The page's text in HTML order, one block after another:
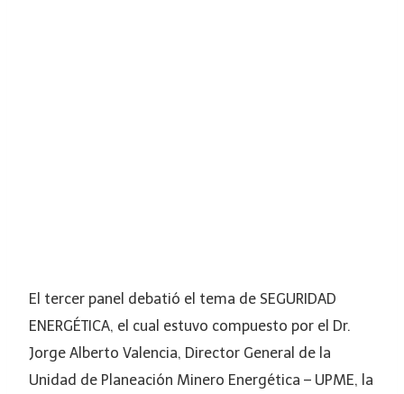
El tercer panel debatió el tema de SEGURIDAD
ENERGÉTICA, el cual estuvo compuesto por el Dr.
Jorge Alberto Valencia, Director General de la
Unidad de Planeación Minero Energética – UPME, la